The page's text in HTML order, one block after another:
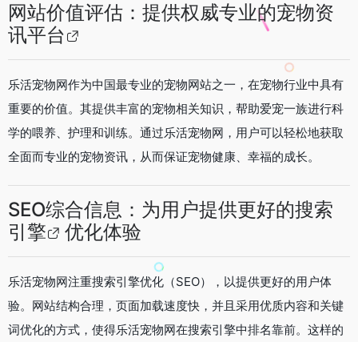
网站价值评估：提供权威专业的宠物资
讯平台
乐活宠物网作为中国最专业的宠物网站之一，在宠物行业中具有
重要的价值。其提供丰富的宠物相关知识，帮助爱宠一族进行科
学的喂养、护理和训练。通过乐活宠物网，用户可以轻松地获取
全面而专业的宠物资讯，从而保证宠物健康、幸福的成长。
SEO综合信息：为用户提供更好的搜索
引擎
优化体验
乐活宠物网注重搜索引擎优化（SEO），以提供更好的用户体
验。网站结构合理，页面加载速度快，并且采用优质内容和关键
词优化的方式，使得乐活宠物网在搜索引擎中排名靠前。这样的